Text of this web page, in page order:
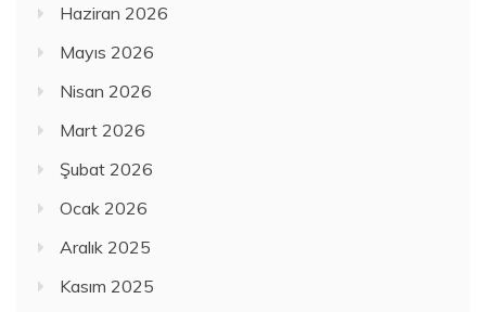
Haziran 2026
Mayıs 2026
Nisan 2026
Mart 2026
Şubat 2026
Ocak 2026
Aralık 2025
Kasım 2025